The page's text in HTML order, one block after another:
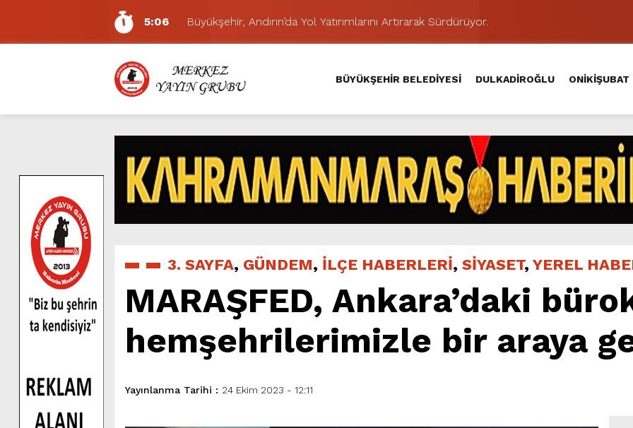
5:06
Büyükşehir, Andırın’da Yol Yatırımlarını Artırarak Sürdürüyor.
7:01
Funda Arar, Cumartesi Günü KAFUM’da Sahne Alacak.
6:19
BAŞKAN AKPINAR 101. MAHALLE TOPLANTISINDA BAĞLARBAŞI MAHALLESİ
6:17
Dulkadiroğlu Hacı Murat Caddesi’nde Büyük Dönüşüm Başladı.
11:14
Pazarcık’ta Yollar Büyükşehir’le Yenileniyor.
11:10
Büyükşehir, Dulkadiroğlu Kırsalında 45 Milyonluk Yol Yatırımını Tamamladı.
5:17
Uluslararası Bisiklet Yarışması’nda İkinci Etap Nefes Kesti.
5:15
Büyükşehir, Gazneliler Caddesi’nde Son Kat Asfalt Serimini Sürdürüyor.
6:54
Büyükşehir, Dulkadiroğlu Hacı Murat Caddesi’ni Asfalta Hazırlıyor.
5:20
Ağustos Fuarı’nın Yedinci Gününe Zakkum Damgası.
BÜYÜKŞEHİR BELEDİYESİ DULKADİROĞLU ONİKİŞUBAT
3. SAYFA, GÜNDEM, İLÇE HABERLERİ, SİYASET, YEREL
MARAŞFED, Ankara’daki
hemşehrilerimizle bir araya
Yayınlanma Tarihi : 24 Ekim 2023 - 12:11